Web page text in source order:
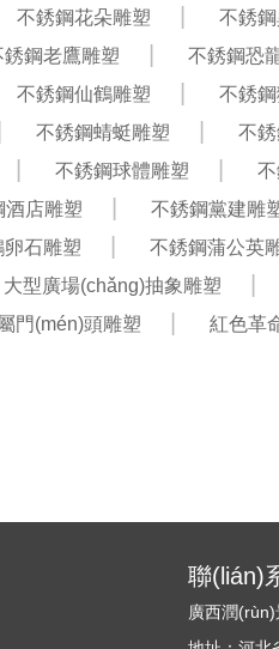
不銹鋼花朵雕塑 不銹
銹鋼老鷹雕塑 不銹鋼恐
不銹鋼仙鶴雕塑 不銹
不銹鋼蜻蜓雕塑 不
不銹鋼球體雕塑
酒店雕塑 不銹鋼黨建雕
石雕塑 不銹鋼蒲公英
大型廣場(chǎng)抽象雕塑
門(mén)頭雕塑 紅色革
聯(lián)
廣西潤